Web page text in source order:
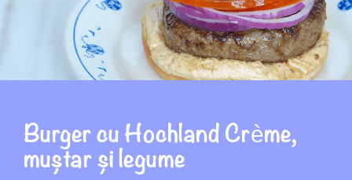
Burger cu Hochland Crème,
muștar și legume